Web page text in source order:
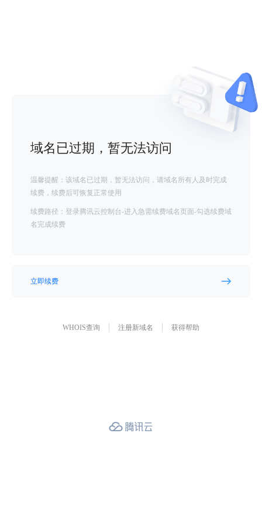
域名已过期，暂无法访问
温馨提醒：该域名已过期，暂无法访问，请域名所有人及时完成
续费，续费后可恢复正常使用
续费路径：登录腾讯云控制台-进入急需续费域名页面-勾选续费域
名完成续费
立即续费
WHOIS查询 注册新域名 获得帮助